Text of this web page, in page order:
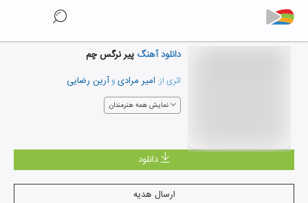
دانلود آهنگ پیر نرگس چم
اثری از: امیر مرادی و آرین رضایی
نمایش همه هنرمندان
دانلود
ارسال هدیه